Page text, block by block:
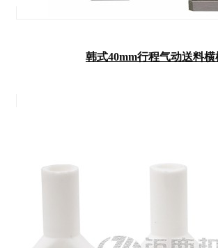
韩式40mm行程气动送料横